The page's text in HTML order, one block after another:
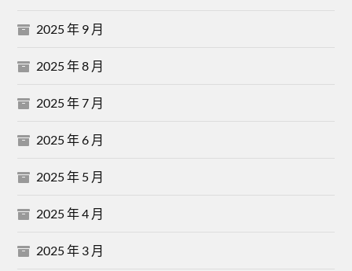
2025 年 9 月
2025 年 8 月
2025 年 7 月
2025 年 6 月
2025 年 5 月
2025 年 4 月
2025 年 3 月